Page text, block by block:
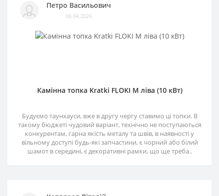
Петро Васильович
06.04.2026
Камінна топка Kratki FLOKI M ліва (10 кВт)
Будуємо таунхауси, вже в другу чергу ставимо ці топки. В
такому бюджеті чудовий варіант, технічно не поступаються
конкурентам, гарна якість металу та швів, в наявності у
вільному доступі будь-які запчастини, є чорний або білий
шамот в середині, є декоративні рамки, що ще треба..